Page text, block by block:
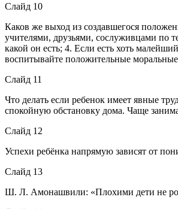
Слайд 10
Каков же выход из создавшегося
учителями, друзьями, сослуживцами по
какой он есть; 4. Если есть хоть
воспитывайте положительные моральные
Слайд 11
Что делать если ребенок имеет явные
спокойную обстановку дома. Чаще
Слайд 12
Успехи ребёнка напрямую зависят от
Слайд 13
Ш. Л. Амонашвили: «Плохими дети не